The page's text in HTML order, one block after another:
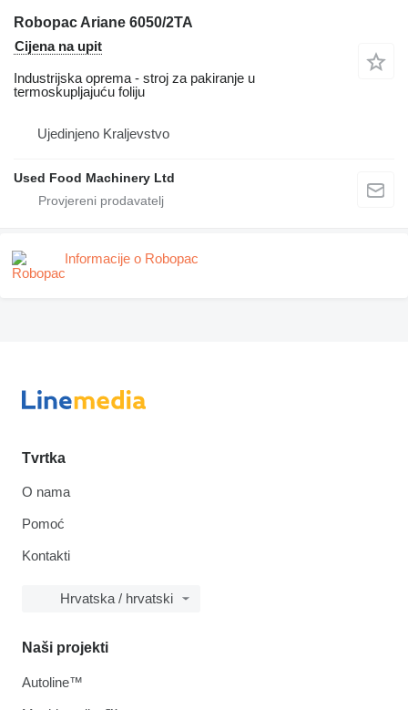
Robopac Ariane 6050/2TA
Cijena na upit
Industrijska oprema - stroj za pakiranje u
termoskupljajuću foliju
Ujedinjeno Kraljevstvo
Used Food Machinery Ltd
Informacije o Robopac
Tvrtka
O nama
Pomoć
Kontakti
Hrvatska / hrvatski
Naši projekti
Autoline™